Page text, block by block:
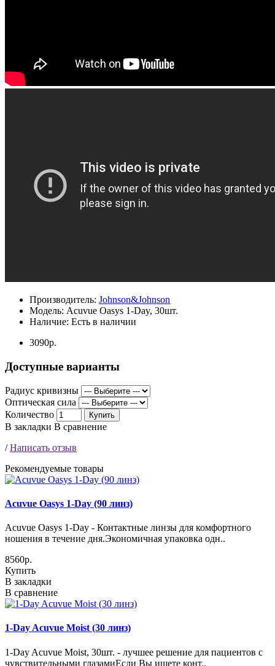
Производитель: Johnson&Johnson
Модель: Acuvue Oasys 1-Day, 30шт.
Наличие: Есть в наличии
3090р.
Доступные варианты
Радиус кривизны
Оптическая сила
Количество
Купить
В закладки В сравнение
/Написать отзыв
Рекомендуемые товары
Acuvue Oasys 1-Day (90 линз)
Acuvue Oasys 1-Day - Контактные линзы для комфортного
ношения в течение дня.Экономичная упаковка одн..
8560р.
Купить
В закладки
В сравнение
1-Day Acuvue Moist (30 линз)
1-Day Acuvue Moist, 30шт. - лучшее решение для пациентов с
чувствительными глазамиЕсли Вы ищете конт..